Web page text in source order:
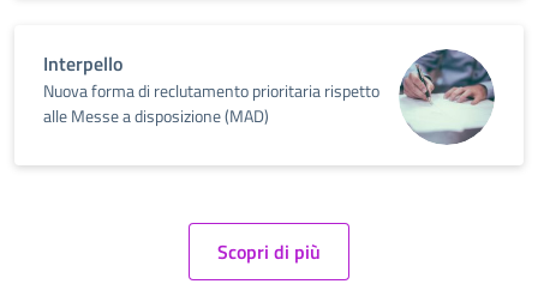
Interpello
Nuova forma di reclutamento prioritaria rispetto
alle Messe a disposizione (MAD)
Scopri di più